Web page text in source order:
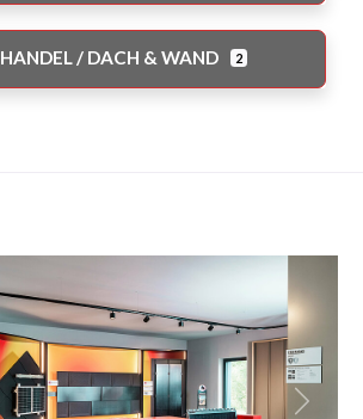
HANDEL / DACH & WAND 2
Favorit